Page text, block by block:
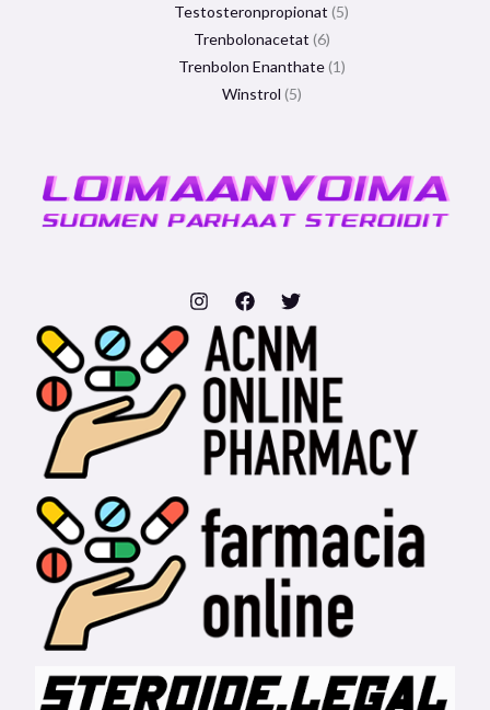
Testosteronpropionat 5
Trenbolonacetat 6
Trenbolon Enanthate 1
Winstrol 5